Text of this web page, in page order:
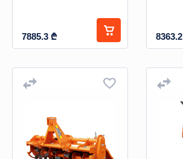
შემასხურებელი (ჰერბიციდის)
წნეხამკრეფი
7885.3 ₾ 8363.2